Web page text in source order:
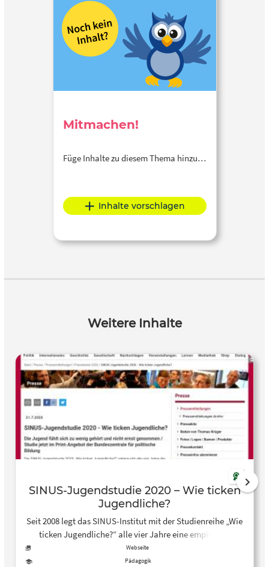
Mitmachen!
Füge Inhalte zu diesem Thema hinzu…
Inhalte vorschlagen
Weitere Inhalte
SINUS-Jugendstudie 2020 – Wie ticken
Jugendliche?
Seit 2008 legt das SINUS-Institut mit der Studienreihe „Wie
ticken Jugendliche?“ alle vier Jahre eine empirische
Bestandsaufnahme der soziokulturellen Verfassung der
jungen Generation vor. Die forschungsleitenden Fragen
Webseite
Pädagogik